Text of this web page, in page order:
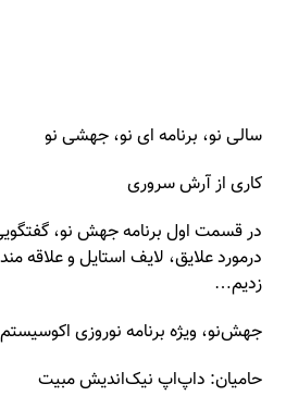
سالی نو، برنامه ای نو، جهشی نو
کاری از آرش سروری
در قسمت اول برنامه جهش نو،
درمورد علایق، لایف استایل و علاقه
زدیم…
جهش‌نو، ویژه برنامه نوروزی اکوسیستم
حامیان: داپ‌اپ نیک‌اندیش مبیت